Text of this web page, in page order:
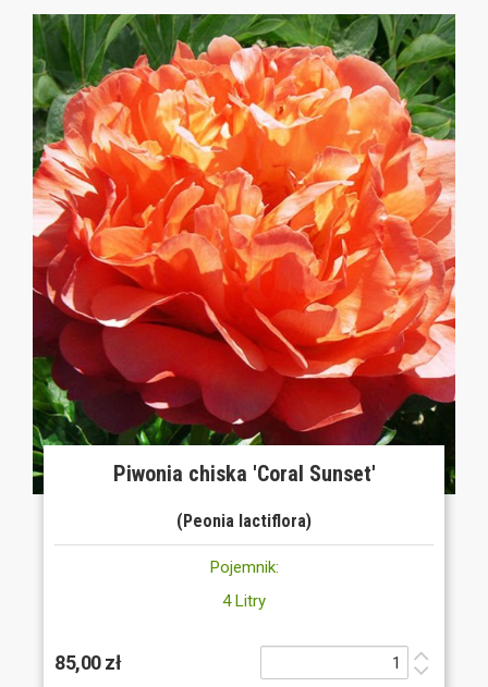
Piwonia chiska 'Coral Sunset'
(Peonia lactiflora)
Pojemnik:
4 Litry
85,00 zł